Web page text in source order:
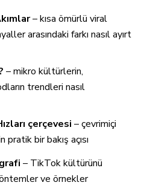
– kısa ömürlü viral
arasındaki farkı nasıl ayırt
– mikro kültürlerin,
trendleri nasıl
çerçevesi – çevrimiçi
bir bakış açısı
– TikTok kültürünü
ve örnekler